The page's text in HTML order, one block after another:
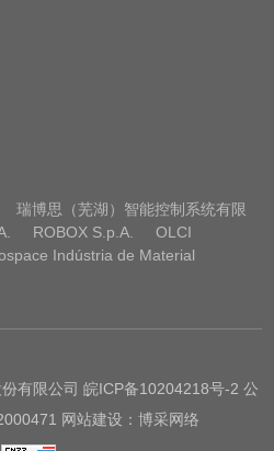
瑞博思（芜湖）智能控制系统有限
ROBOX S.p.A.
OLCI
Indústria de Material
有限公司 皖ICP备10204218号-2 公
网站建设：博采网络